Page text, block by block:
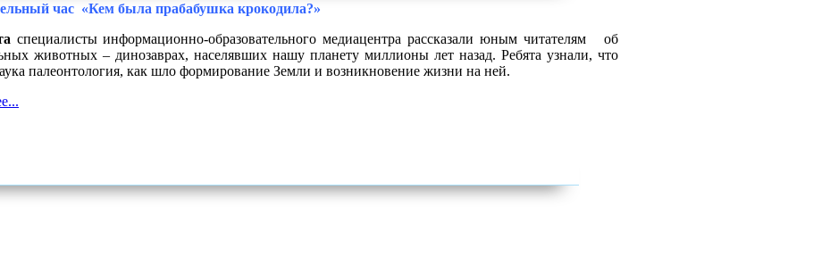
час «Кем была прабабушка крокодила?»
специалисты информационно-образовательного медиацентра рассказали юным читателям об
животных – динозаврах, населявших нашу планету миллионы лет назад. Ребята узнали, что
палеонтология, как шло формирование Земли и возникновение жизни на ней.